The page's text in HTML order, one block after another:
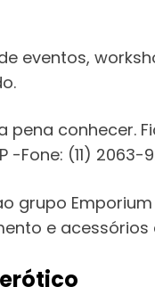
eventos,
conhecer.
Fone: (11) 2063-
grupo
e acessórios